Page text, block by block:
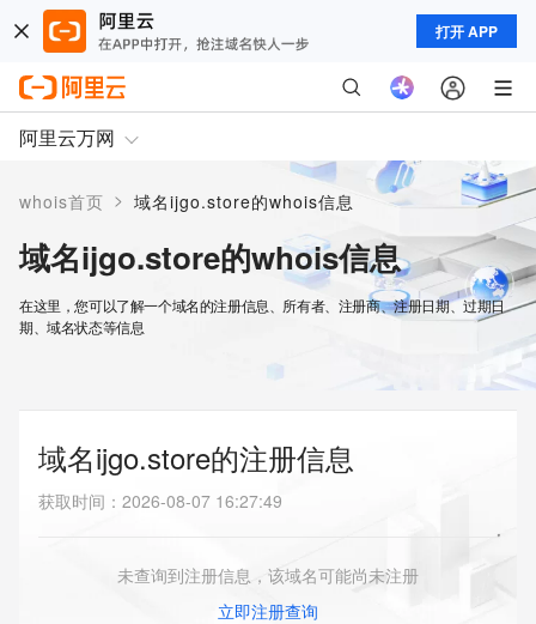
打开 APP
阿里云万网
whois首页 > 域名ijgo.store的whois信息
域名ijgo.store的whois信息
在这里，您可以了解一个域名的注册信息、所有者、注册商、注册日期、过期日
期、域名状态等信息
域名ijgo.store的注册信息
获取时间 ： 2026-08-07 16:27:49
未查询到注册信息，该域名可能尚未注册
立即注册查询